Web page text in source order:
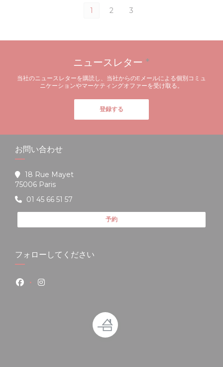
1 2 3
ニュースレター *
当社のニュースレターを購読し、当社からのEメールによる個別コミュ
ニケーションやマーケティングオファーを受け取る。
登録する
お問い合わせ
18 Rue Mayet
75006 Paris((新しいウィンドウで開きます))
01 45 66 51 57
予約
フォローしてください
Facebook ((新しいウィンドウで開きます))
Instagram ((新しいウィンドウで開きます))